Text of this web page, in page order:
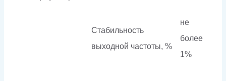
Стабильность
выходной частоты, %
не
более
1%